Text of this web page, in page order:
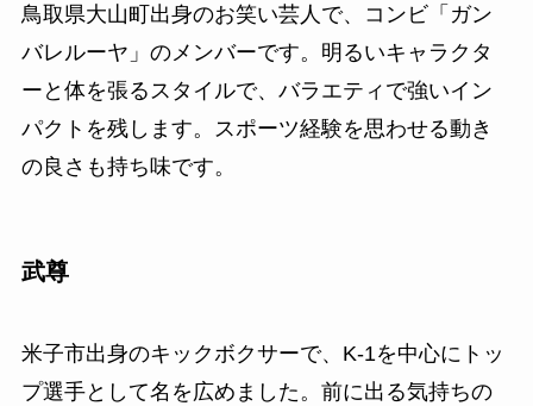
鳥取県大山町出身のお笑い芸人で、コンビ「ガン
バレルーヤ」のメンバーです。明るいキャラクタ
ーと体を張るスタイルで、バラエティで強いイン
パクトを残します。スポーツ経験を思わせる動き
の良さも持ち味です。
武尊
米子市出身のキックボクサーで、K-1を中心にトッ
プ選手として名を広めました。前に出る気持ちの